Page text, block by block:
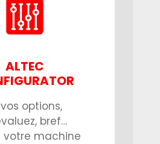
ALTEC
options,
bref…
votre machine